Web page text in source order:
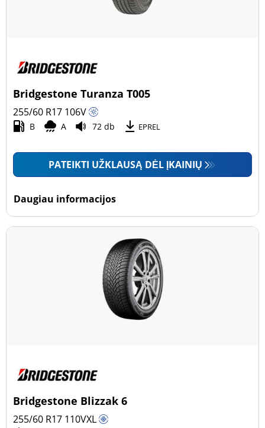
Bridgestone Turanza T005
255/60 R17 106V
B A 72 db EPREL
PATEIKTI UŽKLAUSĄ DĖL ĮKAINIŲ
Daugiau informacijos
Bridgestone Blizzak 6
255/60 R17 110VXL